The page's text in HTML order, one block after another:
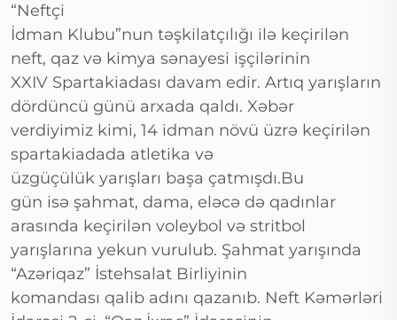
“Neftçi
İdman Klubu”nun təşkilatçılığı ilə keçirilən
neft, qaz və kimya sənayesi işçilərinin
XXIV Spartakiadası davam edir. Artıq yarışların
dördüncü günü arxada qaldı. Xəbər
verdiyimiz kimi, 14 idman növü üzrə keçirilən
spartakiadada atletika və
üzgüçülük yarışları başa çatmışdı.Bu
gün isə şahmat, dama, eləcə də qadınlar
arasında keçirilən voleybol və stritbol
yarışlarına yekun vurulub. Şahmat yarışında
“Azəriqaz” İstehsalat Birliyinin
komandası qalib adını qazanıb. Neft Kəmərləri